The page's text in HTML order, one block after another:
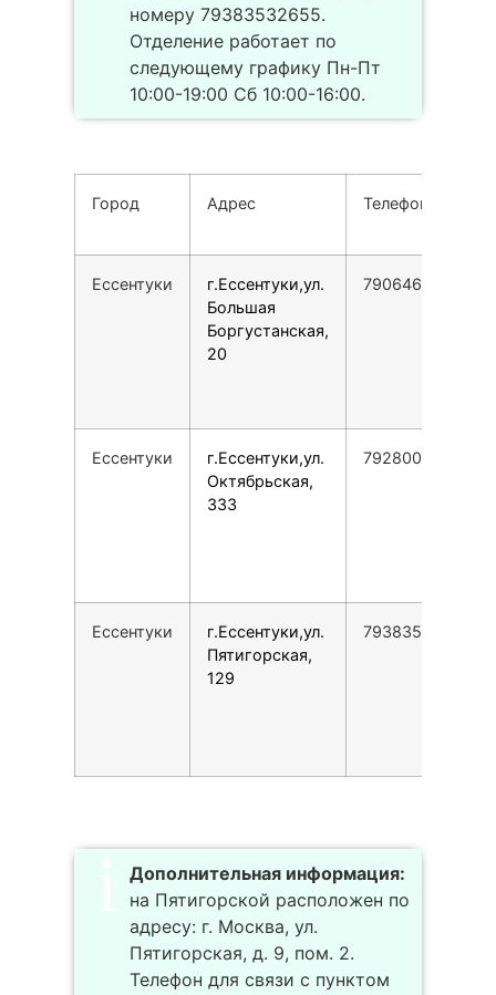
номеру 79383532655.
Отделение работает по
следующему графику Пн-Пт
10:00-19:00 Сб 10:00-16:00.
Город Адрес Телефон
Ессентуки
г.Ессентуки,ул.
Большая
Боргустанская,
20
79064672737
Ессентуки
г.Ессентуки,ул.
Октябрьская,
333
79280097593
Ессентуки
г.Ессентуки,ул.
Пятигорская,
129
79383532655
Дополнительная информация:
на Пятигорской расположен по
адресу: г. Москва, ул.
Пятигорская, д. 9, пом. 2.
Телефон для связи с пунктом